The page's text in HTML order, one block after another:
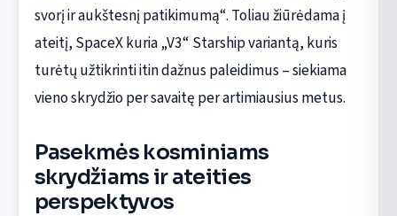
svorį ir aukštesnį patikimumą“. Toliau žiūrėdama į
ateitį, SpaceX kuria „V3“ Starship variantą, kuris
turėtų užtikrinti itin dažnus paleidimus – siekiama
vieno skrydžio per savaitę per artimiausius metus.
Pasekmės kosminiams
skrydžiams ir ateities
perspektyvos